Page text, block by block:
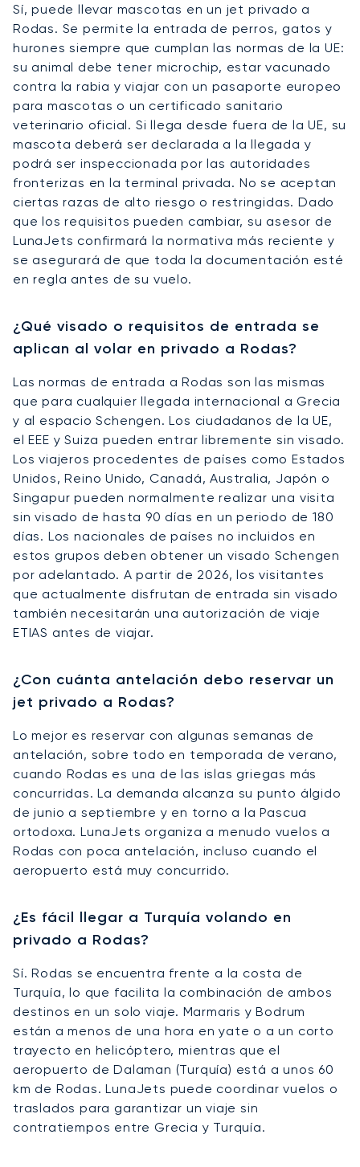
Sí, puede llevar mascotas en un jet privado a
Rodas. Se permite la entrada de perros, gatos y
hurones siempre que cumplan las normas de la UE:
su animal debe tener microchip, estar vacunado
contra la rabia y viajar con un pasaporte europeo
para mascotas o un certificado sanitario
veterinario oficial. Si llega desde fuera de la UE, su
mascota deberá ser declarada a la llegada y
podrá ser inspeccionada por las autoridades
fronterizas en la terminal privada. No se aceptan
ciertas razas de alto riesgo o restringidas. Dado
que los requisitos pueden cambiar, su asesor de
LunaJets confirmará la normativa más reciente y
se asegurará de que toda la documentación esté
en regla antes de su vuelo.
¿Qué visado o requisitos de entrada se
aplican al volar en privado a Rodas?
Las normas de entrada a Rodas son las mismas
que para cualquier llegada internacional a Grecia
y al espacio Schengen. Los ciudadanos de la UE,
el EEE y Suiza pueden entrar libremente sin visado.
Los viajeros procedentes de países como Estados
Unidos, Reino Unido, Canadá, Australia, Japón o
Singapur pueden normalmente realizar una visita
sin visado de hasta 90 días en un periodo de 180
días. Los nacionales de países no incluidos en
estos grupos deben obtener un visado Schengen
por adelantado. A partir de 2026, los visitantes
que actualmente disfrutan de entrada sin visado
también necesitarán una autorización de viaje
ETIAS antes de viajar.
¿Con cuánta antelación debo reservar un
jet privado a Rodas?
Lo mejor es reservar con algunas semanas de
antelación, sobre todo en temporada de verano,
cuando Rodas es una de las islas griegas más
concurridas. La demanda alcanza su punto álgido
de junio a septiembre y en torno a la Pascua
ortodoxa. LunaJets organiza a menudo vuelos a
Rodas con poca antelación, incluso cuando el
aeropuerto está muy concurrido.
¿Es fácil llegar a Turquía volando en
privado a Rodas?
Sí. Rodas se encuentra frente a la costa de
Turquía, lo que facilita la combinación de ambos
destinos en un solo viaje. Marmaris y Bodrum
están a menos de una hora en yate o a un corto
trayecto en helicóptero, mientras que el
aeropuerto de Dalaman (Turquía) está a unos 60
km de Rodas. LunaJets puede coordinar vuelos o
traslados para garantizar un viaje sin
contratiempos entre Grecia y Turquía.